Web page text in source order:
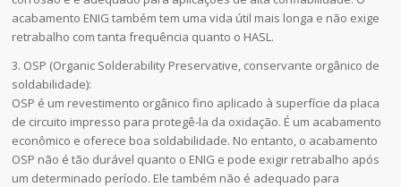
acabamento ENIG também tem uma vida útil mais longa e não exige
retrabalho com tanta frequência quanto o HASL.
3. OSP (Organic Solderability Preservative, conservante orgânico de
soldabilidade):
OSP é um revestimento orgânico fino aplicado à superfície da placa
de circuito impresso para protegê-la da oxidação. É um acabamento
econômico e oferece boa soldabilidade. No entanto, o acabamento
OSP não é tão durável quanto o ENIG e pode exigir retrabalho após
um determinado período. Ele também não é adequado para